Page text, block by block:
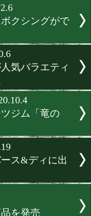
本新人王Tシャ
軽にボクシング
陸が人気バラエ
定
ポーツジム「竜